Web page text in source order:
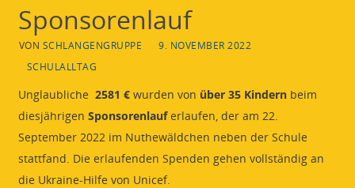
Sponsorenlauf
VON SCHLANGENGRUPPE
9. NOVEMBER 2022
SCHULALLTAG
Unglaubliche 2581 € wurden von über 35 Kindernbeim
diesjährigen Sponsorenlauferlaufen, der am 22.
September 2022 im Nuthewäldchen neben der Schule
stattfand. Die erlaufenden Spenden gehen vollständig an
die Ukraine-Hilfe von Unicef.